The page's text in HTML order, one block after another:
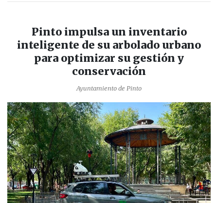
Pinto impulsa un inventario
inteligente de su arbolado urbano
para optimizar su gestión y
conservación
Ayuntamiento de Pinto